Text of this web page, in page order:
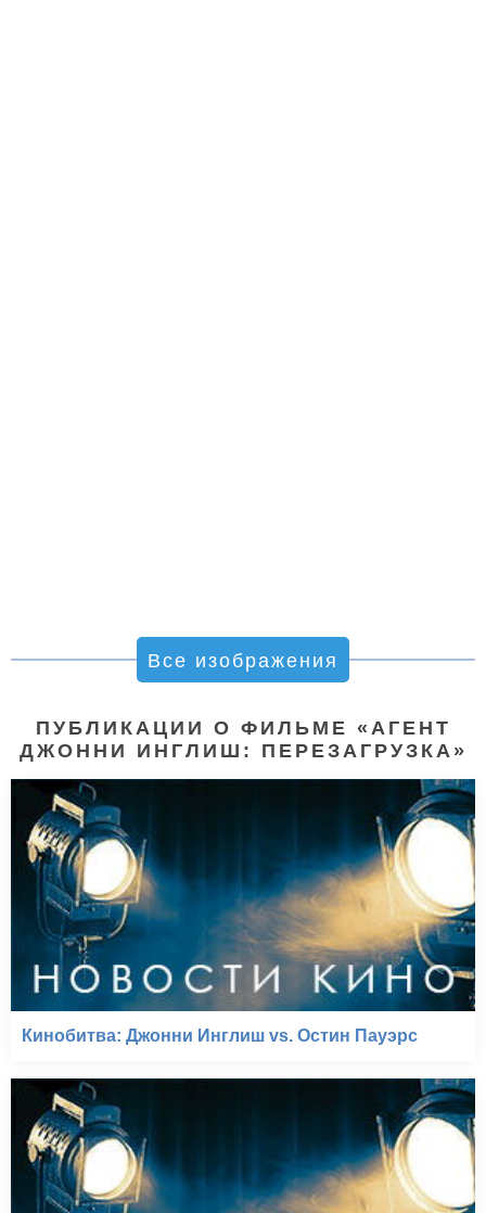
Все изображения
ПУБЛИКАЦИИ О ФИЛЬМЕ «АГЕНТ
ДЖОННИ ИНГЛИШ: ПЕРЕЗАГРУЗКА»
Кинобитва: Джонни Инглиш vs. Остин Пауэрс